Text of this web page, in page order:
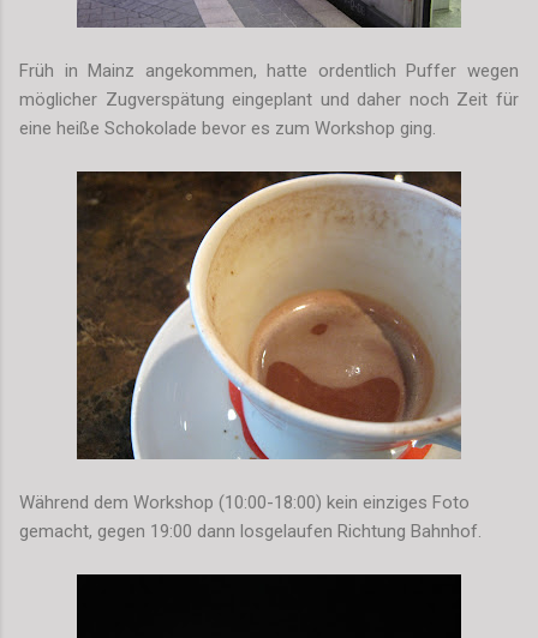
Früh in Mainz angekommen, hatte ordentlich Puffer wegen
möglicher Zugverspätung eingeplant und daher noch Zeit für
eine heiße Schokolade bevor es zum Workshop ging.
Während dem Workshop (10:00-18:00) kein einziges Foto
gemacht, gegen 19:00 dann losgelaufen Richtung Bahnhof.